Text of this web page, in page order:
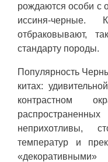
рождаются особи с
иссиня-
отбраковывают,
стандарту породы.
Популярность
китах:
контрастном
неприхотливы,
температур и